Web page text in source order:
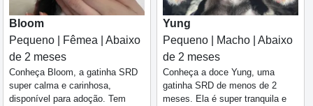
Bloom
Pequeno | Fêmea | Abaixo
de 2 meses
Conheça Bloom, a gatinha SRD
super calma e carinhosa,
disponível para adoção. Tem
Yung
Pequeno | Macho | Abaixo
de 2 meses
Conheça a doce Yung, uma
gatinha SRD de menos de 2
meses. Ela é super tranquila e